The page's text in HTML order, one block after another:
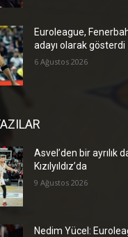
Euroleague,
adayı olarak gösterdi
6 Ağustos 2026
Asvel’den bir ayrılık
Kızılyıldız’da
9 Ağustos 2026
Nedim Yücel: